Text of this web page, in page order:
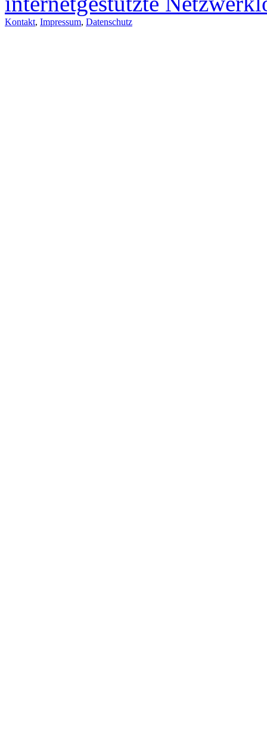
Kontakt, Impressum, Datenschutz